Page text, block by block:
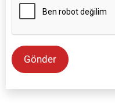
Gönder